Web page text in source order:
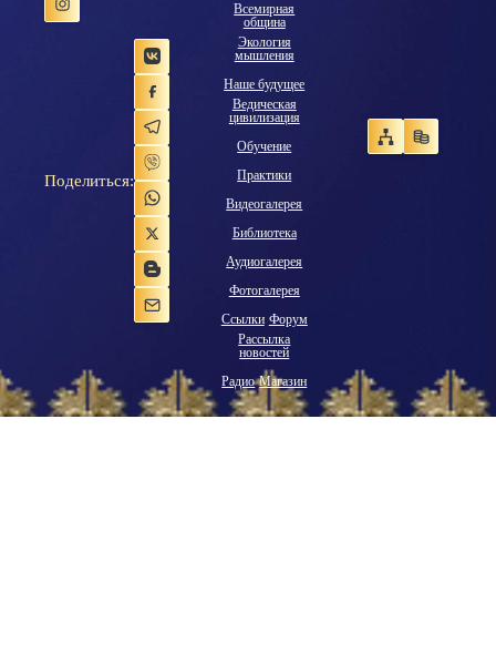
Поделиться:
Всемирная
община
Экология
мышления
Наше будущее
Ведическая
цивилизация
Обучение
Практики
Видеогалерея
Библиотека
Аудиогалерея
Фотогалерея
Ссылки Форум
Рассылка
новостей
Радио Магазин